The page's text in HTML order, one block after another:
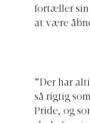
fortæller sin
at være
”Der har
så rigtig
Pride, og